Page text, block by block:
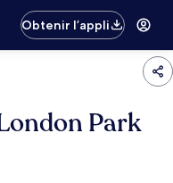
Obtenir l’appli
Park